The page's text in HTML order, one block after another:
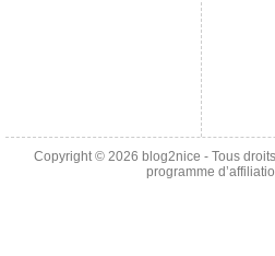
Copyright © 2026 blog2nice - Tous
programme